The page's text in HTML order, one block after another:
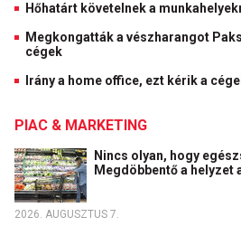
Hőhatárt követelnek a
Megkongatták a vészharangot
cégek
Irány a home office, ezt kérik a
PIAC & MARKETING
Nincs olyan, hogy
Megdöbbentő a helyzet
2026. AUGUSZTUS 7.